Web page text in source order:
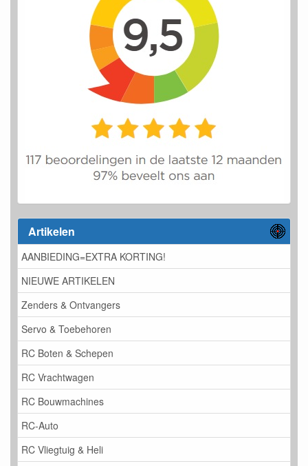
Artikelen
AANBIEDING=EXTRA KORTING!
NIEUWE ARTIKELEN
Zenders & Ontvangers
Servo & Toebehoren
RC Boten & Schepen
RC Vrachtwagen
RC Bouwmachines
RC-Auto
RC Vliegtuig & Heli